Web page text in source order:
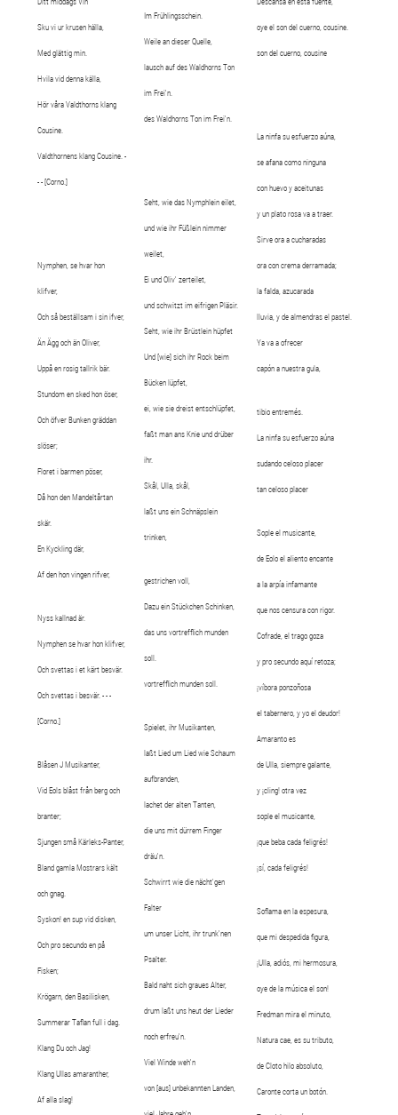
Ditt middags Vin
Sku vi ur krusen hälla,
Med glättig min.
Hvila vid denna källa,
Hör våra Valdthorns klang
Cousine.
Valdthornens klang Cousine. -
- - [Corno.]
Nymphen, se hvar hon
klifver,
Och så beställsam i sin ifver,
Än Ägg och än Oliver,
Uppå en rosig tallrik bär.
Stundom en sked hon öser,
Och öfver Bunken gräddan
slöser;
Floret i barmen pöser,
Då hon den Mandeltårtan
skär.
En Kyckling där,
Af den hon vingen rifver,
Nyss kallnad är.
Nymphen se hvar hon klifver,
Och svettas i et kärt besvär.
Och svettas i besvär. - - -
[Corno.]
Blåsen J Musikanter,
Vid Eols blåst från berg och
branter;
Sjungen små Kärleks-Panter,
Bland gamla Mostrars kält
och gnag.
Syskon! en sup vid disken,
Och pro secundo en på
Fisken;
Krögarn, den Basilisken,
Summerar Taflan full i dag.
Klang Du och Jag!
Klang Ullas amaranther,
Af alla slag!
Im Frühlingsschein.
Weile an dieser Quelle,
lausch auf des Waldhorns Ton
im Frei'n.
des Waldhorns Ton im Frei'n.
Seht, wie das Nymphlein eilet,
und wie ihr Füßlein nimmer
weilet,
Ei und Oliv' zerteilet,
und schwitzt im eifrigen Pläsir.
Seht, wie ihr Brüstlein hüpfet
Und [wie] sich ihr Rock beim
Bücken lüpfet,
ei, wie sie dreist entschlüpfet,
faßt man ans Knie und drüber
ihr.
Skål, Ulla, skål,
laßt uns ein Schnäpslein
trinken,
gestrichen voll,
Dazu ein Stückchen Schinken,
das uns vortrefflich munden
soll.
vortrefflich munden soll.
Spielet, ihr Musikanten,
laßt Lied um Lied wie Schaum
aufbranden,
lachet der alten Tanten,
die uns mit dürrem Finger
dräu'n.
Schwirrt wie die nächt'gen
Falter
um unser Licht, ihr trunk'nen
Psalter.
Bald naht sich graues Alter,
drum laßt uns heut der Lieder
noch erfreu'n.
Viel Winde weh'n
von [aus] unbekannten Landen,
Descansa en esta fuente,
oye el son del cuerno, cousine.
son del cuerno, cousine
La ninfa su esfuerzo aúna,
se afana como ninguna
con huevo y aceitunas
y un plato rosa va a traer.
Sirve ora a cucharadas
ora con crema derramada;
la falda, azucarada
lluvia, y de almendras el pastel.
Ya va a ofrecer
capón a nuestra gula,
tibio entremés.
La ninfa su esfuerzo aúna
sudando celoso placer
tan celoso placer
Sople el musicante,
de Eolo el aliento encante
a la arpía infamante
que nos censura con rigor.
Cofrade, el trago goza
y pro secundo aquí retoza;
¡víbora ponzoñosa
el tabernero, y yo el deudor!
Amaranto es
de Ulla, siempre galante,
y ¡cling! otra vez
sople el musicante,
¡que beba cada feligrés!
¡sí, cada feligrés!
Soflama en la espesura,
que mi despedida figura,
¡Ulla, adiós, mi hermosura,
oye de la música el son!
Fredman mira el minuto,
Natura cae, es su tributo,
de Cloto hilo absoluto,
Caronte corta un botón.